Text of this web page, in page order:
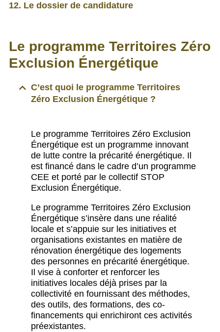
12. Le dossier de candidature
Le programme Territoires Zéro
Exclusion Énergétique
C’est quoi le programme Territoires
Zéro Exclusion Énergétique ?
Le programme Territoires Zéro Exclusion
Énergétique est un programme innovant
de lutte contre la précarité énergétique. Il
est financé dans le cadre d’un programme
CEE et porté par le collectif STOP
Exclusion Énergétique.
Le programme Territoires Zéro Exclusion
Énergétique s’insère dans une réalité
locale et s’appuie sur les initiatives et
organisations existantes en matière de
rénovation énergétique des logements
des personnes en précarité énergétique.
Il vise à conforter et renforcer les
initiatives locales déjà prises par la
collectivité en fournissant des méthodes,
des outils, des formations, des co-
financements qui enrichiront ces activités
préexistantes.